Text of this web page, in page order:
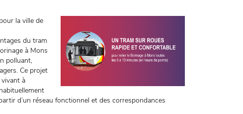
la ville de
du tram
à Mons
polluant,
Ce projet
vivant à
d’un réseau fonctionnel et des correspondances